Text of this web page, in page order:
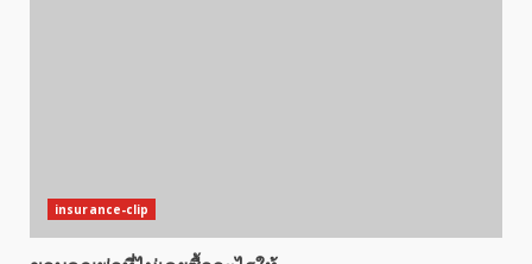
insurance-clip